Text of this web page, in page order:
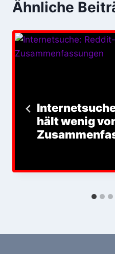
Ähnliche
hält wenig